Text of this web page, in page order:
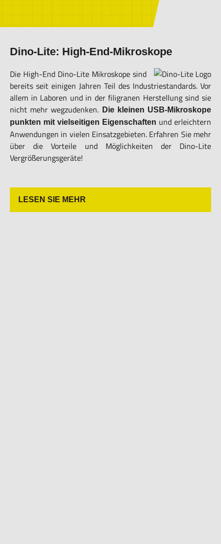
Dino-Lite: High-End-Mikroskope
Die High-End Dino-Lite Mikroskope sind
bereits seit einigen Jahren Teil des Industriestandards. Vor
allem in Laboren und in der filigranen Herstellung sind sie
nicht mehr wegzudenken. Die kleinen USB-Mikroskope
punkten mit vielseitigen Eigenschaften und erleichtern
Anwendungen in vielen Einsatzgebieten. Erfahren Sie mehr
über die Vorteile und Möglichkeiten der Dino-Lite
Vergrößerungsgeräte!
LESEN SIE MEHR